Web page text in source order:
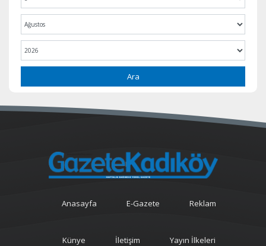
Ara
Anasayfa E-Gazete Reklam
Künye İletişim Yayın İlkeleri